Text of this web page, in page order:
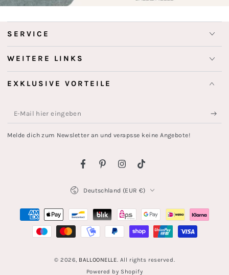
SERVICE
WEITERE LINKS
EXKLUSIVE VORTEILE
E-
Mail
Melde dich zum Newsletter an und verapsse keine Angebote!
FacebookPinterestInstagram
TikTok
© 2026, BALLOONELLE. All rights reserved.
Powered by Shopify
Deutschland (EUR €)
Zahlungsmöglichkeiten